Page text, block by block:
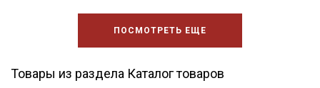
ПОСМОТРЕТЬ ЕЩЕ
Товары из раздела Каталог товаров